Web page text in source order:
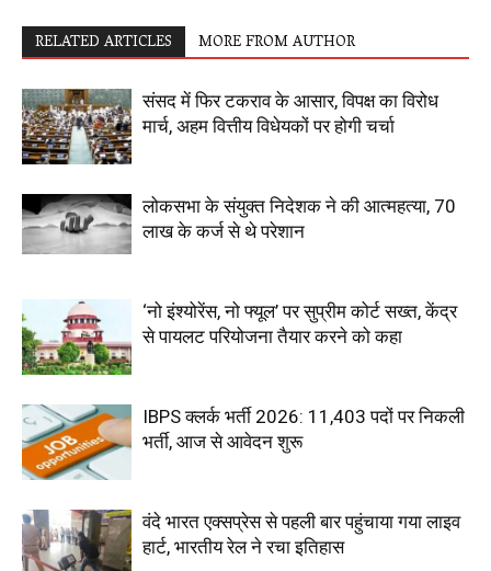
RELATED ARTICLES MORE FROM AUTHOR
संसद में फिर टकराव के आसार, विपक्ष का विरोध
मार्च, अहम वित्तीय विधेयकों पर होगी चर्चा
लोकसभा के संयुक्त निदेशक ने की आत्महत्या, 70
लाख के कर्ज से थे परेशान
‘नो इंश्योरेंस, नो फ्यूल’ पर सुप्रीम कोर्ट सख्त, केंद्र
से पायलट परियोजना तैयार करने को कहा
IBPS क्लर्क भर्ती 2026: 11,403 पदों पर निकली
भर्ती, आज से आवेदन शुरू
वंदे भारत एक्सप्रेस से पहली बार पहुंचाया गया लाइव
हार्ट, भारतीय रेल ने रचा इतिहास